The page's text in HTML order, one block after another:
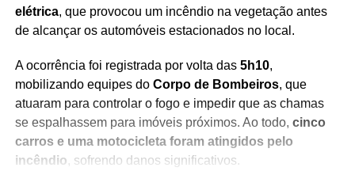
elétrica, que provocou um incêndio na vegetação antes
de alcançar os automóveis estacionados no local.
A ocorrência foi registrada por volta das 5h10,
mobilizando equipes do Corpo de Bombeiros, que
atuaram para controlar o fogo e impedir que as chamas
se espalhassem para imóveis próximos. Ao todo, cinco
carros e uma motocicleta foram atingidos pelo
incêndio, sofrendo danos significativos.